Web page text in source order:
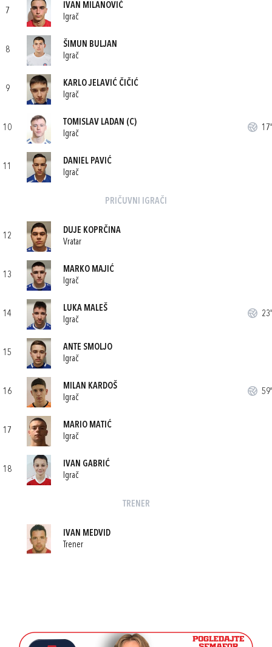
7
IVAN MILANOVIĆ
Igrač
8
ŠIMUN BULJAN
Igrač
9
KARLO JELAVIĆ ČIČIĆ
Igrač
10
TOMISLAV LADAN (C)
Igrač
17'
11
DANIEL PAVIĆ
Igrač
PRIČUVNI IGRAČI
12
DUJE KOPRČINA
Vratar
13
MARKO MAJIĆ
Igrač
14
LUKA MALEŠ
Igrač
23'
15
ANTE SMOLJO
Igrač
16
MILAN KARDOŠ
Igrač
59'
17
MARIO MATIĆ
Igrač
18
IVAN GABRIĆ
Igrač
TRENER
IVAN MEDVID
Trener